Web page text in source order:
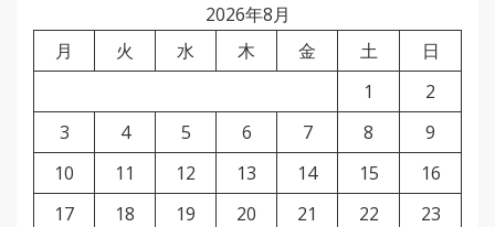
2026年8月
月
火 水 木 金 土
日
1
2
3
4 5 6 7 8
9
10
11 12 13 14 15
16
17
18 19 20 21 22
23